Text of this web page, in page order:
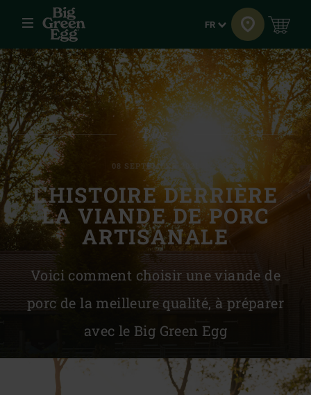
Menu Langue
FR
Blog
08 SEPTEMBER 2021
L'HISTOIRE DERRIÈRE
LA VIANDE DE PORC
ARTISANALE
Voici comment choisir une viande de
porc de la meilleure qualité, à préparer
avec le Big Green Egg